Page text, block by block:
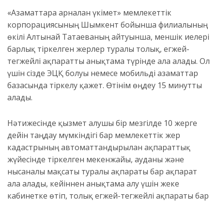
«Азаматтарға арналған үкімет» мемлекеттік
корпорациясының Шымкент бойынша филиалының
өкілі Алтынай Татаеваның айтуынша, меншік иелері
барлық тіркелген жерлер туралы толық, егжей-
тегжейлі ақпаратты анықтама түрінде ала алады. Ол
үшін сізде ЭЦҚ болуы немесе мобильді азаматтар
базасында тіркелу қажет. Өтінім өңдеу 15 минутты
алады.
Нәтижесінде қызмет алушы бір мезгілде 10 жерге
дейін таңдау мүмкіндігі бар мемлекеттік жер
кадастрының автоматтандырылған ақпараттық
жүйесінде тіркелген мекенжайы, ауданы және
нысаналы мақсаты туралы ақпараты бар ақпарат
ала алады, кейіннен анықтама алу үшін жеке
кабинетке өтіп, толық егжей-тегжейлі ақпараты бар